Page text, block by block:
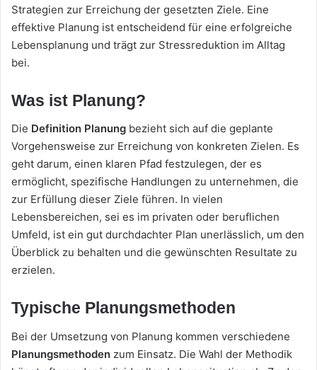
Strategien zur Erreichung der gesetzten Ziele. Eine
effektive Planung ist entscheidend für eine erfolgreiche
Lebensplanung und trägt zur Stressreduktion im Alltag
bei.
Was ist Planung?
Die Definition Planung bezieht sich auf die geplante
Vorgehensweise zur Erreichung von konkreten Zielen. Es
geht darum, einen klaren Pfad festzulegen, der es
ermöglicht, spezifische Handlungen zu unternehmen, die
zur Erfüllung dieser Ziele führen. In vielen
Lebensbereichen, sei es im privaten oder beruflichen
Umfeld, ist ein gut durchdachter Plan unerlässlich, um den
Überblick zu behalten und die gewünschten Resultate zu
erzielen.
Typische Planungsmethoden
Bei der Umsetzung von Planung kommen verschiedene
Planungsmethoden zum Einsatz. Die Wahl der Methodik